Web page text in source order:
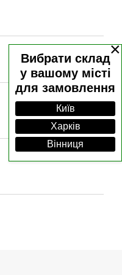
×
Вибрати склад
у вашому місті
для замовлення
Київ
Харків
Вінниця